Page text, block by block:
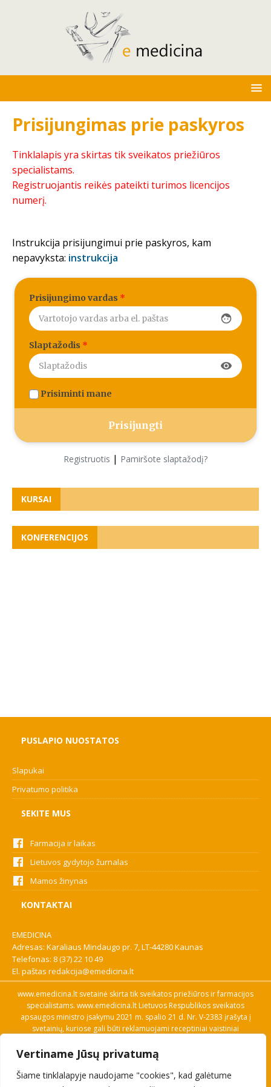
Vertiname Jūsų privatumą
Šiame tinklalapyje naudojame "cookies", kad galėtume
Prisijungimas prie paskyros
Tinklalapis yra skirtas tik sveikatos priežiūros
specialistams.
Registruojantis reikės pateikti turimos licencijos
numerį.
Instrukcija prisijungimui prie paskyros, kam
nepavyksta: instrukcija
Prisijungimo vardas *
face
Slaptažodis *
visibility
Prisiminti mane
Registruotis | Pamiršote slaptažodį?
KURSAI
KONFERENCIJOS
PUSLAPIO NUOSTATOS
Slapukai
Privatumo politika
SEKITE MUS
Farmacija ir laikas
Lietuvos gydytojo žurnalas
Mamos žinynas
KONTAKTAI
EMEDICINA
Adresas: Karaliaus Mindaugo pr. 7, LT-44280 Kaunas
Telefonas: 8 (37) 22 10 49
El. paštas redakcija@emedicina.lt
www.emedicina.lt svetainė skirta tik sveikatos priežiūros ir farmacijos
specialistams. www.emedicina.lt Lietuvos Respublikos sveikatos
apsaugos ministro įsakymu 2021 m. spalio 21 d. Nr. V-2383 įrašyta į
svetainių, kuriose gali būti reklamuojami receptiniai vaistiniai
savo profesinę kvalifikaciją. Naudingos nuorodos: Vaistų ir medicinos
pagalbos priemonių kainų paieška, VVKT tinklalapis, Sveikatos
priežiūros ar farmacijos specialisto pranešimo apie įtariamą